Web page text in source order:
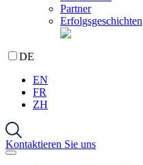
Partner
Erfolgsgeschichten
DE
EN
FR
ZH
Kontaktieren Sie uns